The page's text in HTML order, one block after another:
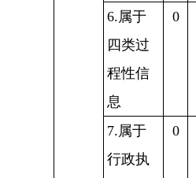
6.属于
四类过
程性信
息
0
7.属于
行政执
0